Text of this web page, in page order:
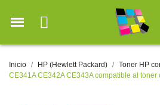
Inicio HP (Hewlett Packard) Toner HP
CE341A CE342A CE343A compatible al